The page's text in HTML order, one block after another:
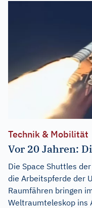
Technik & Mobilität
Vor 20 Jahren:
Die Space Shuttles
die Arbeitspferde der
Raumfähren bringen
Weltraumteleskop ins